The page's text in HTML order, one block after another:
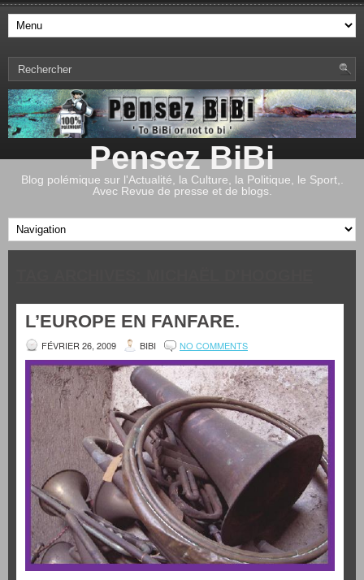
Pensez BiBi
Blog polémique sur l'Actualité, la Culture, la Politique, le Sport,.
Avec Revue de presse et de blogs.
L’EUROPE EN FANFARE.
FÉVRIER 26, 2009 BIBI NO COMMENTS